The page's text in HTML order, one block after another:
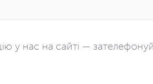
у нас на сайті —